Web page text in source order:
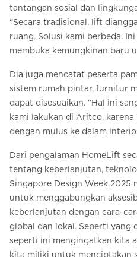
tantangan sosial dan
“Secara tradisional, lift
ruang. Solusi kami berbeda.
membuka kemungkinan baru
Dia juga mencatat peserta
sistem rumah pintar, furnitur
dapat disesuaikan. “Hal ini
kami lakukan di Aritco,
dengan mulus ke dalam
Dari pengalaman HomeLift
tentang keberlanjutan,
Singapore Design Week
untuk menggabungkan
keberlanjutan dengan cara-
global dan lokal. Seperti yang
seperti ini mengingatkan kita
kita miliki untuk menciptakan